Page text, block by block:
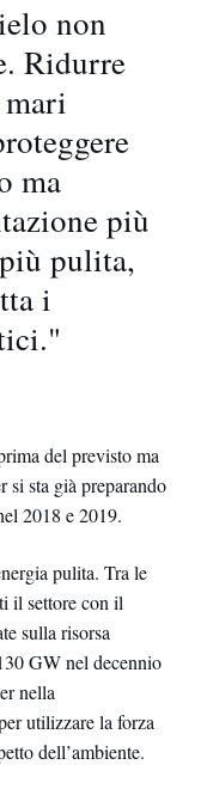
non
Ridurre
ma
più
pulita,
i
del previsto ma
si sta già preparando
2018 e 2019.
pulita. Tra le
il settore con il
sulla risorsa
GW nel decennio
nella
utilizzare la forza
dell’ambiente.